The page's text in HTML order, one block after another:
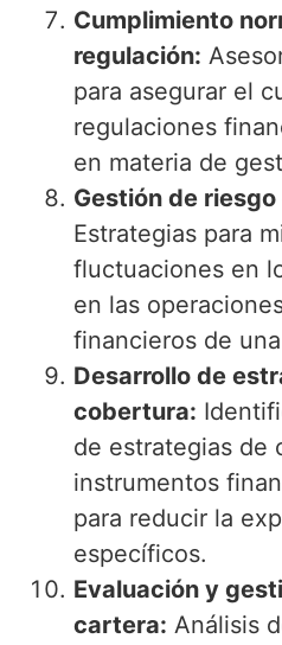
Cumplimiento
regulación:
para asegurar el
regulaciones
en materia de
Gestión de
Estrategias para
fluctuaciones en
en las
financieros de
Desarrollo de
cobertura:
de estrategias de
instrumentos
para reducir la
específicos.
Evaluación y
cartera: Análisis